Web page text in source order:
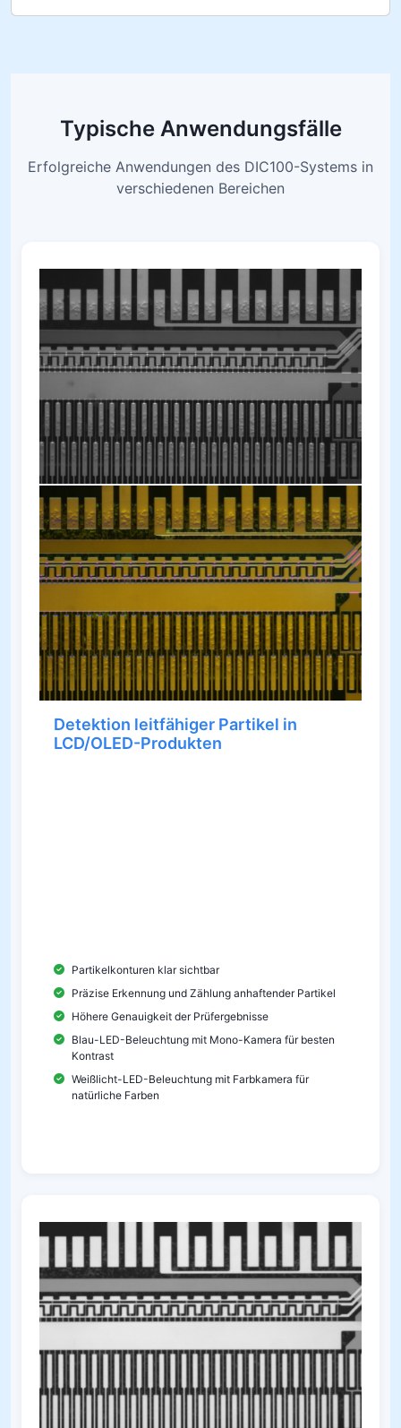
Typische Anwendungsfälle
Erfolgreiche Anwendungen des DIC100-Systems in
verschiedenen Bereichen
Detektion leitfähiger Partikel in
LCD/OLED-Produkten
Partikelkonturen klar sichtbar
Präzise Erkennung und Zählung anhaftender Partikel
Höhere Genauigkeit der Prüfergebnisse
Blau-LED-Beleuchtung mit Mono-Kamera für besten
Kontrast
Weißlicht-LED-Beleuchtung mit Farbkamera für
natürliche Farben